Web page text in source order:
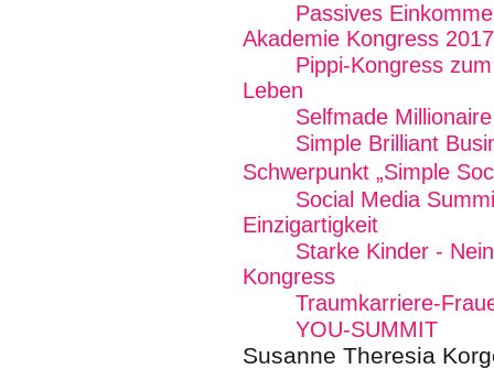
Passives
Akademie Kongress 2017
Pippi-Kongress
Leben
Selfmade
Simple Brilliant
Schwerpunkt „Simple
Social Media
Einzigartigkeit
Starke Kinder -
Kongress
Traumkarriere-
YOU-SUMMIT
Susanne Theresia